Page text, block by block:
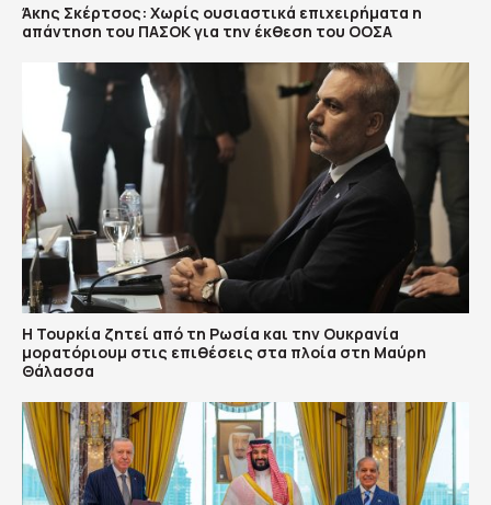
Άκης Σκέρτσος: Χωρίς ουσιαστικά επιχειρήματα η
απάντηση του ΠΑΣΟΚ για την έκθεση του ΟΟΣΑ
Η Τουρκία ζητεί από τη Ρωσία και την Ουκρανία
μορατόριουμ στις επιθέσεις στα πλοία στη Μαύρη
Θάλασσα